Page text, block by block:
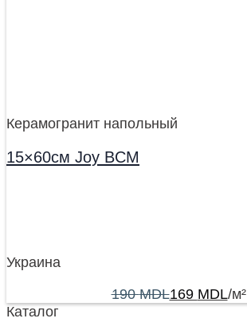
Керамогранит напольный
15×60см Joy BCM
Украина
190MDL169 MDL/м²
Каталог